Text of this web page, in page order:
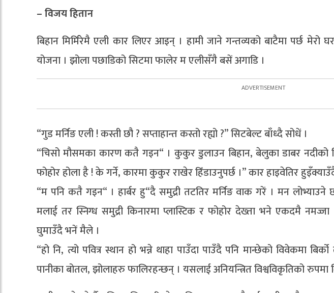
– विजय हितान
बिहान मिर्मिरेमै एली कार लिएर आइन् । हामी जाने गन्तव्यको बाटैमा पर्छ
योजना । झोला पछाडिको सिटमा फालेर म एलीसँगै बसें अगाडि ।
“गुड मर्निङ एली ! कस्ती छौ ? सप्ताहान्त कस्तो रह्यो ?” सिटबेल्ट बाँध्दै सोधें ।
“चिसो मौसमका कारण कतै गइन“ । कुकुर डुलाउन बिहान, बेलुका डाबर नदीको
फोहोर होला है ! के गर्ने, कारमा कुकुर राखेर हिँडाउनुपर्छ ।” कार हाइवेतिर हुइँक्याउँदै
“म पनि कतै गइन“ । हार्बर हु“दै समुद्री तटतिर मर्निङ वाक गरें । मन लोभ्याउने
मलाई तर स्निग्ध समुद्री किनारमा प्लास्टिक र फोहोर देख्ता भने एकदमै
घुमाउँदै भनें मैले ।
“हो नि, त्यो पवित्र स्थान हो भन्ने थाहा पाउँदा पाउँदै पनि मान्छेको विवेकमा
पानीका बोतल, झोलाहरु फालिरहन्छन् । यसलाई अनियन्त्रित विश्वविकृतिको रुपमा